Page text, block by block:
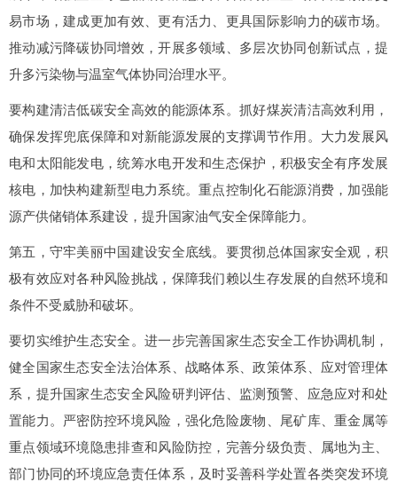
易市场，建成更加有效、更有活力、更具国际影响力的碳市场。
推动减污降碳协同增效，开展多领域、多层次协同创新试点，提
升多污染物与温室气体协同治理水平。
要构建清洁低碳安全高效的能源体系。抓好煤炭清洁高效利用，
确保发挥兜底保障和对新能源发展的支撑调节作用。大力发展风
电和太阳能发电，统筹水电开发和生态保护，积极安全有序发展
核电，加快构建新型电力系统。重点控制化石能源消费，加强能
源产供储销体系建设，提升国家油气安全保障能力。
第五，守牢美丽中国建设安全底线。要贯彻总体国家安全观，积
极有效应对各种风险挑战，保障我们赖以生存发展的自然环境和
条件不受威胁和破坏。
要切实维护生态安全。进一步完善国家生态安全工作协调机制，
健全国家生态安全法治体系、战略体系、政策体系、应对管理体
系，提升国家生态安全风险研判评估、监测预警、应急应对和处
置能力。严密防控环境风险，强化危险废物、尾矿库、重金属等
重点领域环境隐患排查和风险防控，完善分级负责、属地为主、
部门协同的环境应急责任体系，及时妥善科学处置各类突发环境